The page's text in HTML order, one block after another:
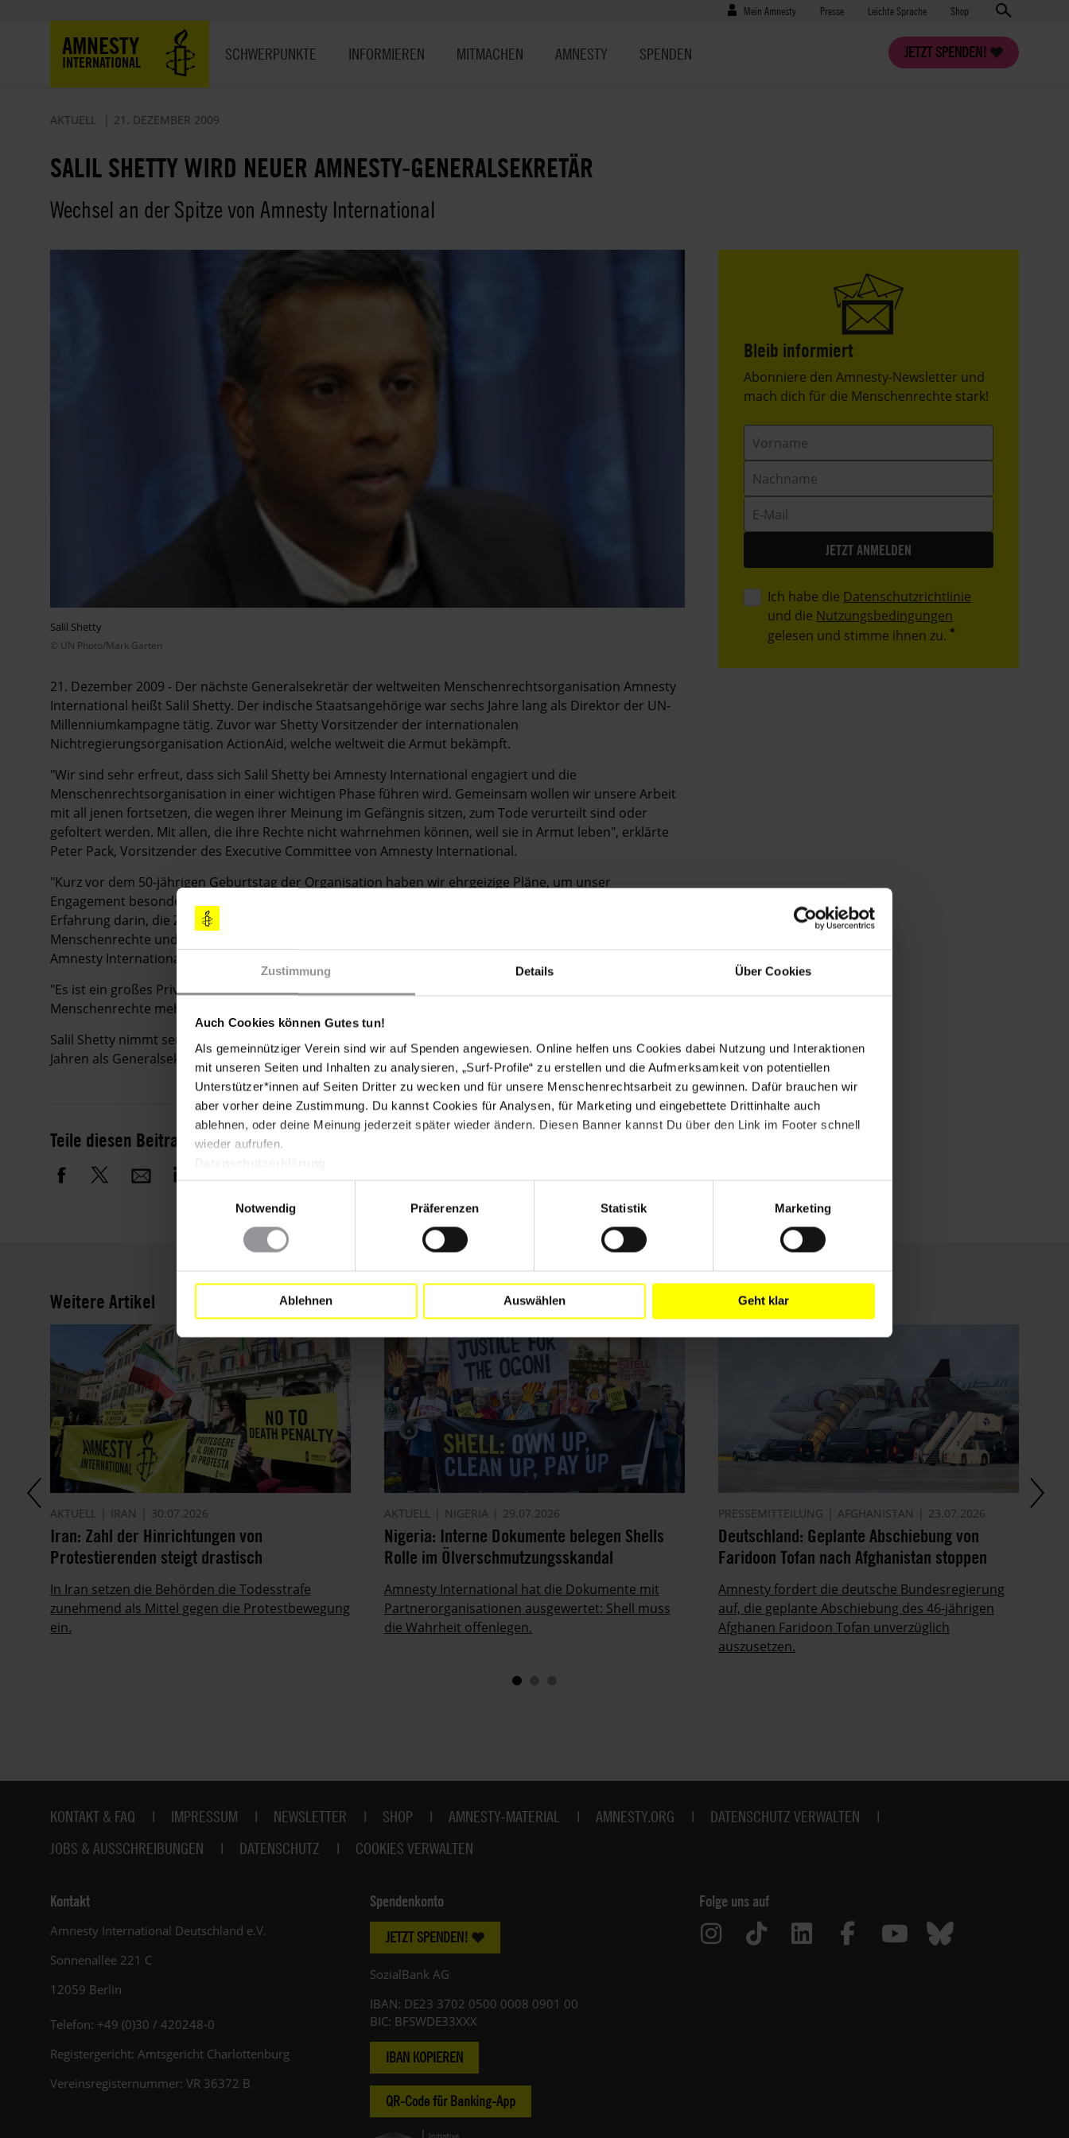
Zustimmung Details Über Cookies
Auch Cookies können Gutes tun!
Als gemeinnütziger Verein sind wir auf Spenden angewiesen. Online helfen uns Cookies dabei Nutzung und Interaktionen
mit unseren Seiten und Inhalten zu analysieren, „Surf-Profile“ zu erstellen und die Aufmerksamkeit von potentiellen
Unterstützer*innen auf Seiten Dritter zu wecken und für unsere Menschenrechtsarbeit zu gewinnen. Dafür brauchen wir
aber vorher deine Zustimmung. Du kannst Cookies für Analysen, für Marketing und eingebettete Drittinhalte auch
ablehnen, oder deine Meinung jederzeit später wieder ändern. Diesen Banner kannst Du über den Link im Footer schnell
wieder aufrufen.
Notwendig
Präferenzen Statistik Marketing
Ablehnen Auswählen Geht klar
Benutzermenü
Mein Amnesty Presse
Presse Leichte Sprache Shop
AMNESTY
INTERNATIONAL
JETZT SPENDEN!
SCHWERPUNKTE INFORMIEREN MITMACHEN AMNESTY SPENDEN
AKTUELL 21. DEZEMBER 2009
SALIL SHETTY WIRD NEUER AMNESTY-GENERALSEKRETÄR
Wechsel an der Spitze von Amnesty International
Salil Shetty
© UN Photo/Mark Garten
21. Dezember 2009 - Der nächste Generalsekretär der weltweiten Menschenrechtsorganisation Amnesty
International heißt Salil Shetty. Der indische Staatsangehörige war sechs Jahre lang als Direktor der UN-
Millenniumkampagne tätig. Zuvor war Shetty Vorsitzender der internationalen
Nichtregierungsorganisation ActionAid, welche weltweit die Armut bekämpft.
"Wir sind sehr erfreut, dass sich Salil Shetty bei Amnesty International engagiert und die
Menschenrechtsorganisation in einer wichtigen Phase führen wird. Gemeinsam wollen wir unsere Arbeit
mit all jenen fortsetzen, die wegen ihrer Meinung im Gefängnis sitzen, zum Tode verurteilt sind oder
gefoltert werden. Mit allen, die ihre Rechte nicht wahrnehmen können, weil sie in Armut leben", erklärte
Peter Pack, Vorsitzender des Executive Committee von Amnesty International.
"Kurz vor dem 50-jährigen Geburtstag der Organisation haben wir ehrgeizige Pläne, um unser
Engagement besonders in den südlichen Ländern weiter auszubauen. Salil Shetty verfügt über viel
Erfahrung darin, die Zivilgesellschaft, die Regierungen und die internationalen Organisationen für die
Menschenrechte und für ein Leben in Würde zu mobilisieren. Er ist die richtige Person, um die Arbeit von
Amnesty International weiterzuführen", erklärte Peter Pack.
"Es ist ein großes Privileg für mich, diese Aufgabe in einer Zeit zu übernehmen, in der die Welt die
Menschenrechte mehr braucht als je zuvor", sagte Salil Shetty.
Salil Shetty nimmt seine Tätigkeit im Juni 2010 auf. Er ist der Nachfolger von Irene Khan, die nach acht
Jahren als Generalsekretärin von Amnesty International per 31. Dezember 2009 zurücktritt.
Teile diesen Beitrag
Bleib informiert
Header
Text
Abonniere den Amnesty-Newsletter und
mach dich für die Menschenrechte stark!
Mail
Ich habe die Datenschutzrichtlinie
und die Nutzungsbedingungen
gelesen und stimme ihnen zu.
Weitere Artikel
AKTUELL IRAN 30.07.2026
Iran: Zahl der Hinrichtungen von
Protestierenden steigt drastisch
In Iran setzen die Behörden die Todesstrafe
zunehmend als Mittel gegen die Protestbewegung
ein.
AKTUELL NIGERIA 29.07.2026
Nigeria: Interne Dokumente belegen Shells
Rolle im Ölverschmutzungsskandal
Amnesty International hat die Dokumente mit
Partnerorganisationen ausgewertet: Shell muss
die Wahrheit offenlegen.
PRESSEMITTEILUNG AFGHANISTAN 23.07.2026
Deutschland: Geplante Abschiebung von
Faridoon Tofan nach Afghanistan stoppen
Amnesty fordert die deutsche Bundesregierung
auf, die geplante Abschiebung des 46-jährigen
Afghanen Faridoon Tofan unverzüglich
auszusetzen.
Fußbereich
KONTAKT & FAQ IMPRESSUM NEWSLETTER SHOP AMNESTY-MATERIAL AMNESTY.ORG
DATENSCHUTZ VERWALTEN
JOBS & AUSSCHREIBUNGEN
DATENSCHUTZ COOKIES VERWALTEN
Kontakt
Amnesty International Deutschland e.V.
Sonnenallee 221 C
12059 Berlin
Telefon: +49 (0)30 / 420248-0
Registergericht: Amtsgericht Charlottenburg
Vereinsregisternummer: VR 36372 B
Spendenkonto
JETZT SPENDEN!
SozialBank AG
IBAN: DE23 3702 0500 0008 0901 00
BIC: BFSWDE33XXX
IBAN KOPIEREN
QR-Code für Banking-App
Folge uns auf